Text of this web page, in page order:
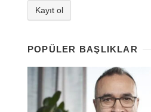
POPÜLER BAŞLIKLAR